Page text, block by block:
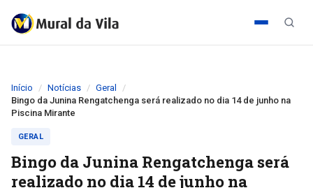
Início Notícias
Geral
Bingo da Junina Rengatchenga será realizado no dia 14 de junho na
Piscina Mirante
GERAL
Bingo da Junina Rengatchenga será
realizado no dia 14 de junho na